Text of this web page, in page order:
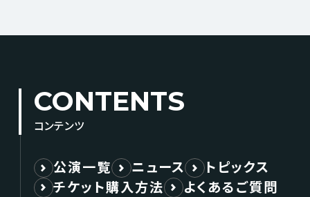
CONTENTS
コンテンツ
公演一覧 ニュース
トピックス
チケット購入方法
よくあるご質問